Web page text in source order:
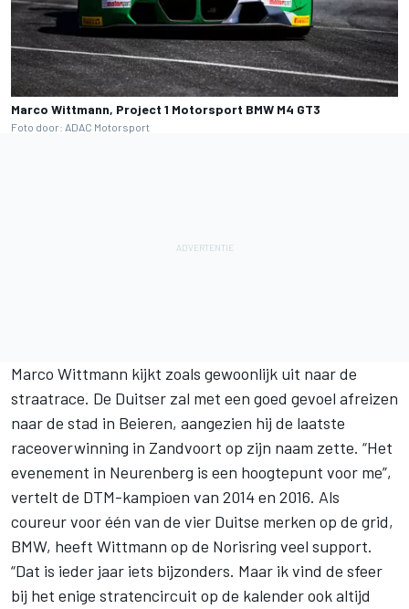
Marco Wittmann, Project 1 Motorsport BMW M4 GT3
Foto door: ADAC Motorsport
Marco Wittmann kijkt zoals gewoonlijk uit naar de
straatrace. De Duitser zal met een goed gevoel afreizen
naar de stad in Beieren, aangezien hij de laatste
raceoverwinning in Zandvoort op zijn naam zette. “Het
evenement in Neurenberg is een hoogtepunt voor me”,
vertelt de DTM-kampioen van 2014 en 2016. Als
coureur voor één van de vier Duitse merken op de grid,
BMW, heeft Wittmann op de Norisring veel support.
“Dat is ieder jaar iets bijzonders. Maar ik vind de sfeer
bij het enige stratencircuit op de kalender ook altijd